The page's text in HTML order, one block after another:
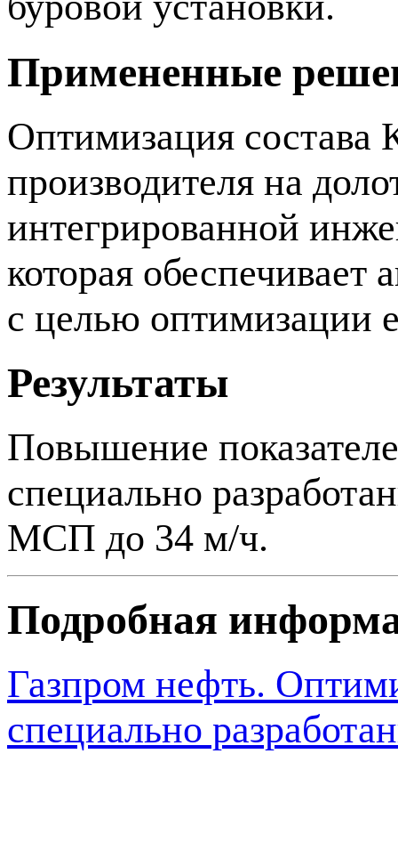
Примененные
Оптимизация состава
производителя на
интегрированной
которая обеспечивает
с целью оптимизации
Результаты
Повышение
специально
МСП до 34 м/ч.
Подробная
Газпром нефть.
специально